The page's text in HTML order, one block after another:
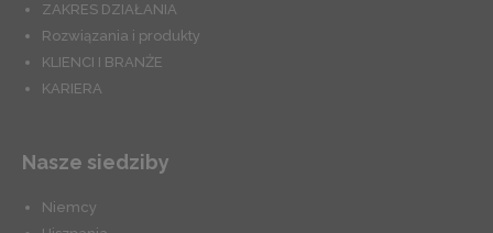
ZAKRES DZIAŁANIA
Rozwiązania i produkty
KLIENCI I BRANŻE
KARIERA
Nasze siedziby
Niemcy